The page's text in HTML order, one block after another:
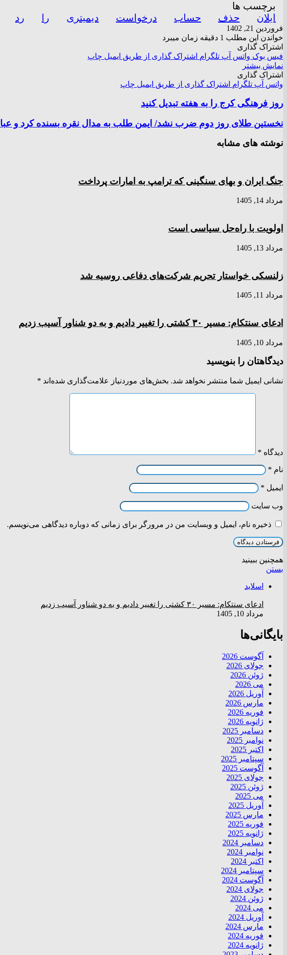
برچسب ها
ایلان
حذف حساب درخواست دیمیتری را رد
فروردین 21, 1402
خواندن این مطلب 1 دقیقه زمان میبرد
اشتراک گذاری
فیس بوک واتس آپ تلگرام اشتراک گذاری از طریق ایمیل چاپ
نمایش بیشتر
اشتراک گذاری
واتس آپ تلگرام اشتراک گذاری از طریق ایمیل چاپ
روز فرهنگی کرج را به هفته تبدیل کنید
نخستین طلای روز دوم ضرب نشد/ ایمن طلب به مدال نقره بسنده کرد و
نوشته های مشابه
جنگ ایران و بهای سنگینی که ترامپ به امارات پرداخت
مرداد 14, 1405
اولویت با راه‌حل سیاسی است
مرداد 13, 1405
زلنسکی خواستار تحریم شرکت‌های دفاعی روسیه شد
مرداد 11, 1405
ادعای سنتکام: مسیر ۳۰ کشتی را تغییر دادیم و به دو شناور آسیب زدیم
مرداد 10, 1405
دیدگاهتان را بنویسید
نشانی ایمیل شما منتشر نخواهد شد. بخش‌های موردنیاز علامت‌گذاری شده‌اند *
دیدگاه *
نام *
ایمیل *
وب‌ سایت
ذخیره نام، ایمیل و وبسایت من در مرورگر برای زمانی که دوباره دیدگاهی می‌نویسم.
همچنین ببینید
بستن
اسلاید
ادعای سنتکام: مسیر ۳۰ کشتی را تغییر دادیم و به دو شناور آسیب زدیم
مرداد 10, 1405
بایگانی‌ها
آگوست 2026
جولای 2026
ژوئن 2026
می 2026
آوریل 2026
مارس 2026
فوریه 2026
ژانویه 2026
دسامبر 2025
نوامبر 2025
اکتبر 2025
سپتامبر 2025
آگوست 2025
جولای 2025
ژوئن 2025
می 2025
آوریل 2025
مارس 2025
فوریه 2025
ژانویه 2025
دسامبر 2024
نوامبر 2024
اکتبر 2024
سپتامبر 2024
آگوست 2024
جولای 2024
ژوئن 2024
می 2024
آوریل 2024
مارس 2024
فوریه 2024
ژانویه 2024